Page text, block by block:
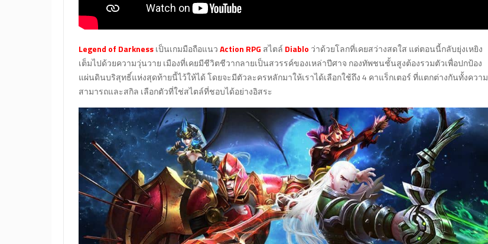
Legend of Darknessเป็นเกมมือถือแนวAction RPG สไตล์ Diablo ว่าด้วยโลกที่เคยสว่างสดใส แต่ตอนนี้กลับยุ่งเหยิง
เต็มไปด้วยความวุ่นวาย เมืองที่เคยมีชีวิตชีวากลายเป็นสวรรค์ของเหล่าปีศาจ กองทัพชนชั้นสูงต้องรวมตัวเพื่อปกป้อง
แผ่นดินบริสุทธิ์แห่งสุดท้ายนี้ไว้ให้ได้ โดยจะมีตัวละครหลักมาให้เราได้เลือกใช้ถึง 4 คาแร็กเตอร์ ที่แตกต่างกันทั้งความ
สามารถและสกิล เลือกตัวที่ใช่สไตล์ที่ชอบได้อย่างอิสระ